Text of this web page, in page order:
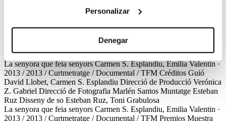
Personalizar
Denegar
del sol casi nunca alcanza las paredes repletas de retratos de estrellas
sonando, mientras Lydia, desde la cocina, organiza la agenda de las
señoritas que trabajan para ella.
Créditos Premios
La senyora que feia senyors Carmen S. Esplandiu, Emilia Valentin ·
2013 / 2013 / Curtmetratge / Documental / TFM Créditos Guió
David Llobet, Carmen S. Esplandiu Direcció de Producció Verónica
Z. Gabriel Direcció de Fotografia Marlén Santos Muntatge Esteban
Ruz Disseny de so Esteban Ruz, Toni Grabulosa
La senyora que feia senyors Carmen S. Esplandiu, Emilia Valentin ·
2013 / 2013 / Curtmetratge / Documental / TFM Premios Muestra